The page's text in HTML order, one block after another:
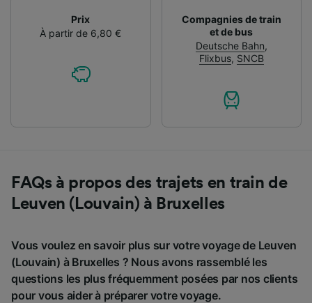
Prix
À partir de 6,80 €
Compagnies de train
et de bus
Deutsche Bahn,
Flixbus, SNCB
FAQs à propos des trajets en train de
Leuven (Louvain) à Bruxelles
Vous voulez en savoir plus sur votre voyage de Leuven
(Louvain) à Bruxelles ? Nous avons rassemblé les
questions les plus fréquemment posées par nos clients
pour vous aider à préparer votre voyage.